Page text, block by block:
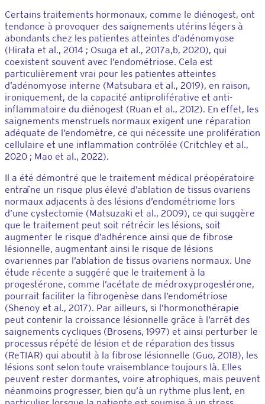
Certains traitements hormonaux, comme le diénogest, ont
tendance à provoquer des saignements utérins légers à
abondants chez les patientes atteintes d’adénomyose
(Hirata et al., 2014 ; Osuga et al., 2017a,b, 2020), qui
coexistent souvent avec l’endométriose. Cela est
particulièrement vrai pour les patientes atteintes
d’adénomyose interne (Matsubara et al., 2019), en raison,
ironiquement, de la capacité antiproliférative et anti-
inflammatoire du diénogest (Ruan et al., 2012). En effet, les
saignements menstruels normaux exigent une réparation
adéquate de l’endomètre, ce qui nécessite une prolifération
cellulaire et une inflammation contrôlée (Critchley et al.,
2020 ; Mao et al., 2022).
Il a été démontré que le traitement médical préopératoire
entraîne un risque plus élevé d’ablation de tissus ovariens
normaux adjacents à des lésions d’endométriome lors
d’une cystectomie (Matsuzaki et al., 2009), ce qui suggère
que le traitement peut soit rétrécir les lésions, soit
augmenter le risque d’adhérence ainsi que de fibrose
lésionnelle, augmentant ainsi le risque de lésions
ovariennes par l’ablation de tissus ovariens normaux. Une
étude récente a suggéré que le traitement à la
progestérone, comme l’acétate de médroxyprogestérone,
pourrait faciliter la fibrogenèse dans l’endométriose
(Shenoy et al., 2017). Par ailleurs, si l’hormonothérapie
peut contenir la croissance lésionnelle grâce à l’arrêt des
saignements cycliques (Brosens, 1997) et ainsi perturber le
processus répété de lésion et de réparation des tissus
(ReTIAR) qui aboutit à la fibrose lésionnelle (Guo, 2018), les
lésions sont selon toute vraisemblance toujours là. Elles
peuvent rester dormantes, voire atrophiques, mais peuvent
néanmoins progresser, bien qu’à un rythme plus lent, en